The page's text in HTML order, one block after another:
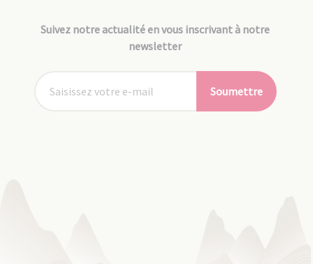
Suivez notre actualité en vous inscrivant à notre
newsletter
Soumettre